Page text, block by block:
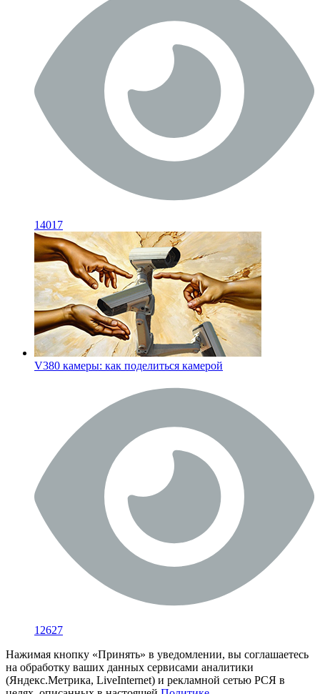
14017
V380 камеры: как поделиться камерой
12627
Нажимая кнопку «Принять» в уведомлении, вы соглашаетесь
на обработку ваших данных сервисами аналитики
(Яндекс.Метрика, LiveInternet) и рекламной сетью РСЯ в